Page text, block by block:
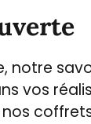
notre
vos